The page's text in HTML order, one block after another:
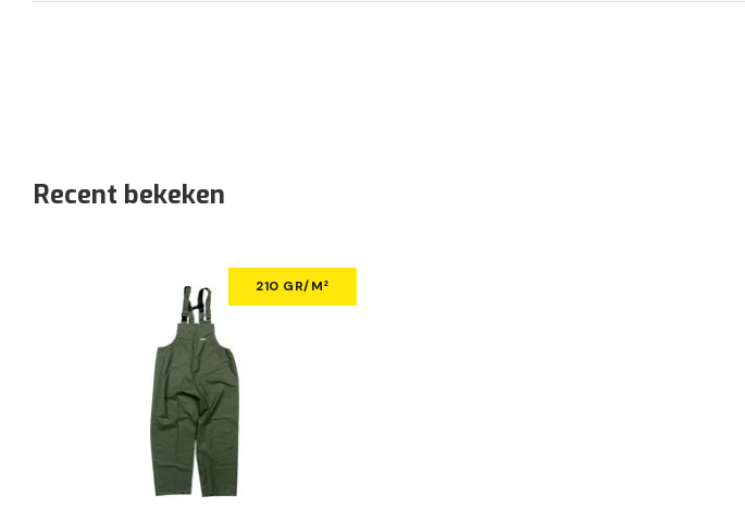
Recent bekeken
210 GR/M²